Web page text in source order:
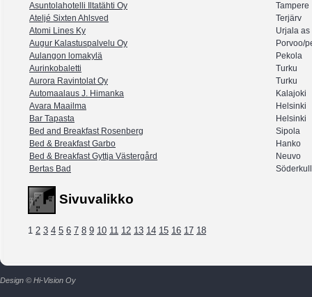
Asuntolahotelli Iltatähti Oy
Tampere
Ateljé Sixten Ahlsved
Terjärv
Atomi Lines Ky
Urjala as
Augur Kalastuspalvelu Oy
Porvoo/
Aulangon lomakylä
Pekola
Aurinkobaletti
Turku
Aurora Ravintolat Oy
Turku
Automaalaus J. Himanka
Kalajoki
Avara Maailma
Helsinki
Bar Tapasta
Helsinki
Bed and Breakfast Rosenberg
Sipola
Bed & Breakfast Garbo
Hanko
Bed & Breakfast Gyttja Västergård
Neuvo
Bertas Bad
Sivuvalikko
1 2 3 4 5 6 7 8 9 10 11 12 13 14 15 16 17 18
Design © Hi-Vision Oy